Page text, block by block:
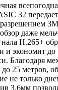
32
даже
H.265+
экономит до
Благодаря
25 метров,
не только
3.6мм